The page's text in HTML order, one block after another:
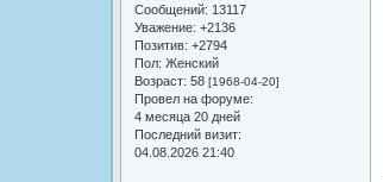
Сообщений: 13117
Уважение: +2136
Позитив: +2794
Пол: Женский
Возраст: 58 [1968-04-20]
Провел на форуме:
4 месяца 20 дней
Последний визит:
04.08.2026 21:40